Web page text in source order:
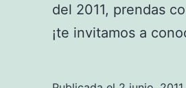
del 2011, prendas
¡te invitamos a